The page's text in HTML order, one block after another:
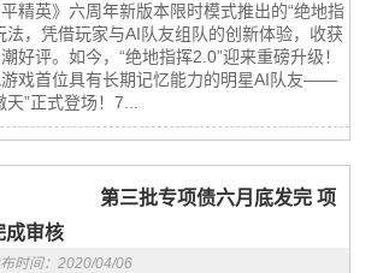
平精英》六周年新版本限时模式推出的“绝地指
法，凭借玩家与AI队友组队的创新体验，收获
好评。如今，“绝地指挥2.0”迎来重磅升级！
游戏首位具有长期记忆能力的明星AI队友——
天”正式登场！7...
第三批专项债六月底发完 项
成审核
时间：2020/04/06